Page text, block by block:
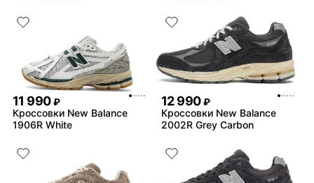
11 990 ₽
Кроссовки New Balance
1906R White
12 990 ₽
Кроссовки New Balance
2002R Grey Carbon